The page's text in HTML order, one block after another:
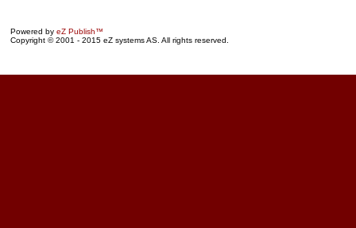
Powered by eZ Publish™
Copyright © 2001 - 2015 eZ systems AS. All rights reserved.